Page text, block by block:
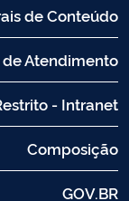
de Conteúdo
de Atendimento
- Intranet
Composição
GOV.BR